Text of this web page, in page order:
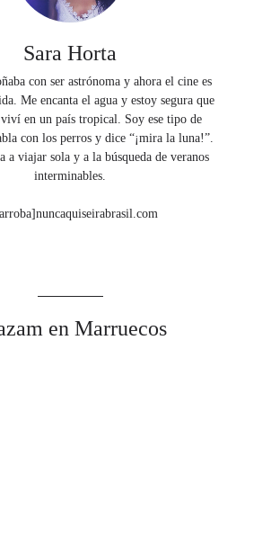
Sara Horta
con ser astrónoma y ahora el cine es
Me encanta el agua y estoy segura que
en un país tropical. Soy ese tipo de
con los perros y dice “¡mira la luna!”.
a viajar sola y a la búsqueda de veranos
interminables.
en Marruecos